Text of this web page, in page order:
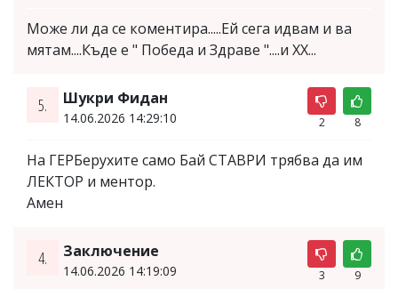
Може ли да се коментира.....Ей сега идвам и ва
мятам....Къде е " Победа и Здраве "....и ХХ...
5. Шукри Фидан
14.06.2026 14:29:10 2 8
На ГЕРБерухите само Бай СТАВРИ трябва да им
ЛЕКТОР и ментор.
Амен
4. Заключение
14.06.2026 14:19:09 3 9